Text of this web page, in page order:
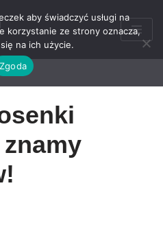
aby świadczyć usługi na
korzystanie ze strony oznacza,
na ich użycie.
Zgoda